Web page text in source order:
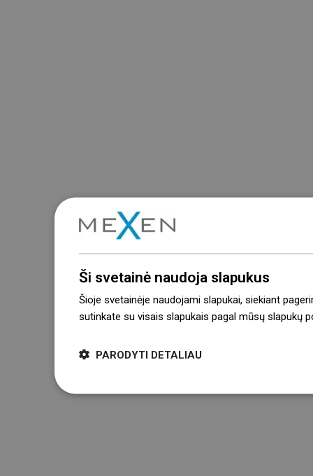
Ši svetainė naudoja slapukus
Šioje svetainėje naudojami slapukai, siekiant
sutinkate su visais slapukais pagal mūsų slapukų
PARODYTI DETALIAU